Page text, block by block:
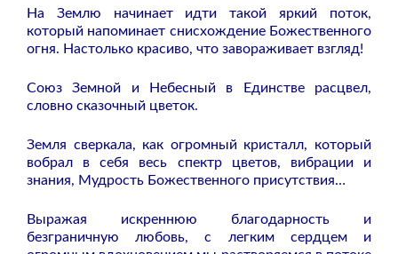
На Землю начинает идти такой яркий поток,
который напоминает снисхождение Божественного
огня. Настолько красиво, что завораживает взгляд!
Союз Земной и Небесный в Единстве расцвел,
словно сказочный цветок.
Земля сверкала, как огромный кристалл, который
вобрал в себя весь спектр цветов, вибрации и
знания, Мудрость Божественного присутствия…
Выражая искреннюю благодарность и
безграничную любовь, с легким сердцем и